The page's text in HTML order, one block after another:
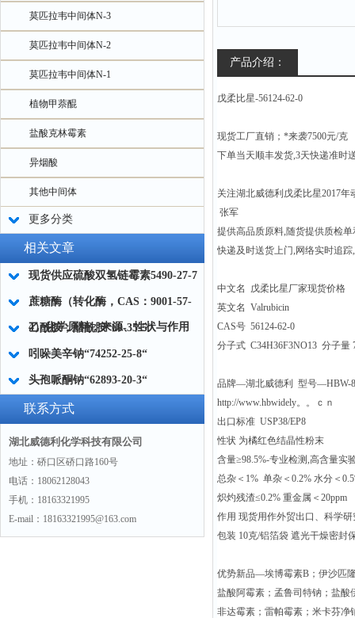
莫匹拉韦中间体N-3
莫匹拉韦中间体N-2
莫匹拉韦中间体N-1
植物甲萘醌
盐酸克林霉素
异烟酸
其他中间体
更多分类
相关文章
现货供应硫酸双氢链霉素5490-27-7
蔗糖酶（转化酶，CAS：9001-57-
4）化学原料：来源、性状与作用
乙酰胺；醋酰胺“60-35-5“
吲哚美辛钠“74252-25-8“
头孢哌酮钠“62893-20-3“
联系方式
湖北威德利化学科技有限公司
地址：硚口区硚口路160号
电话：18062128043
手机：18163321995
E-mail：18163321995@163.com
产品介绍：
戊柔比星-56124-62-0
现货工厂直销；*来袭7500元/克
下单当天顺丰发货,3天快递准时
关注湖北威德利戊柔比星2017年
张军
提供高品质原料,随货提供质检单
快递及时送货上门,网络实时追
中文名 戊柔比星厂家现货价格
英文名 Valrubicin
CAS号 56124-62-0
分子式 C34H36F3NO13 分子量
品牌—湖北威德利 型号—HBW-
http://www.hbwidely。。ｃｎ
出口标准 USP38/EP8
性状 为橘红色结晶性粉末
含量≥98.5%-专业检测,高含量实
总杂＜1% 单杂＜0.2% 水分＜
炽灼残渣≤0.2% 重金属＜20ppm
作用 现货用作外贸出口、科学
包装 10克/铝箔袋 遮光干燥密封
优势新品—埃博霉素B；伊沙匹
盐酸阿霉素；孟鲁司特钠；盐酸
非达霉素；雷帕霉素；米卡芬净